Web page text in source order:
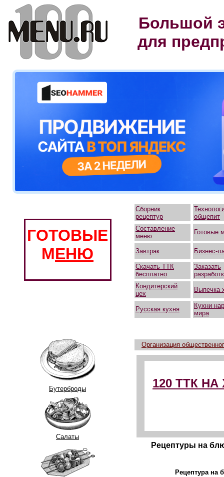
Большой
для
ГОТОВЫЕ
МЕНЮ
Сборник
рецептур
общепит
Составление
меню
Готовые
Завтрак Бизнес-
Скачать ТТК
бесплатно
Заказать
Кондитерский
цех
Выпечка
Русская кухня
Кухни
мира
Бутерброды
Салаты
Организация
120 ТТК
Рецептуры на
Рецептура на